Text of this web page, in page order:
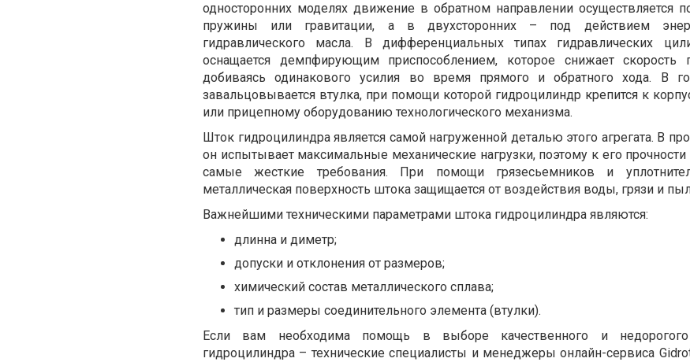
односторонних моделях движение в обратном направлении осуществляется
пружины или гравитации, а в двухсторонних – под действием
гидравлического масла. В дифференциальных типах гидравлических
оснащается демпфирующим приспособлением, которое снижает скорость
добиваясь одинакового усилия во время прямого и обратного хода. В
завальцовывается втулка, при помощи которой гидроцилиндр крепится к
или прицепному оборудованию технологического механизма.
Шток гидроцилиндра является самой нагруженной деталью этого агрегата. В
он испытывает максимальные механические нагрузки, поэтому к его
самые жесткие требования. При помощи грязесьемников и
металлическая поверхность штока защищается от воздействия воды, грязи и
Важнейшими техническими параметрами штока гидроцилиндра являются:
длинна и диметр;
допуски и отклонения от размеров;
химический состав металлического сплава;
тип и размеры соединительного элемента (втулки).
Если вам необходима помощь в выборе качественного и
гидроцилиндра – технические специалисты и менеджеры онлайн-сервиса